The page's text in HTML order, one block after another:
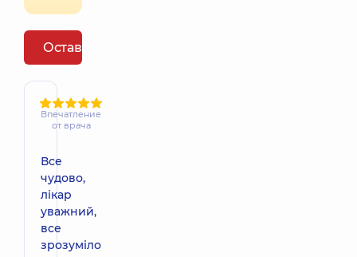
Оставить отзыв
Впечатление
от врача
Все
чудово,
лікар
уважний,
все
зрозуміло